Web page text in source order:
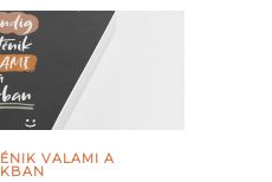
VALAMI A